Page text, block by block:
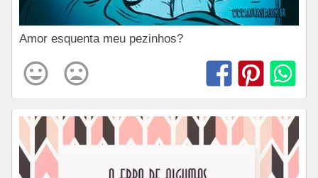
Amor esquenta meu pezinhos?